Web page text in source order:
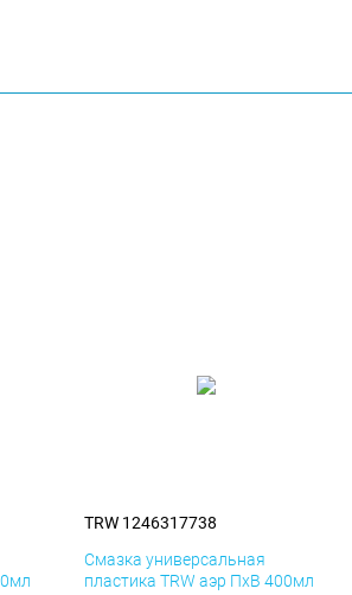
TRW 1246317738
Смазка универсальная
пластика TRW аэр ПхВ 400мл